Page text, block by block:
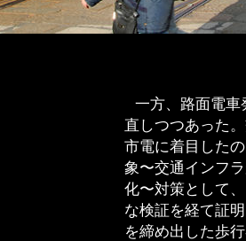
一方、路面電車
直しつつあった
市電に着目した
象〜交通インフ
化〜対策として
な検証を経て証
を締め出した歩